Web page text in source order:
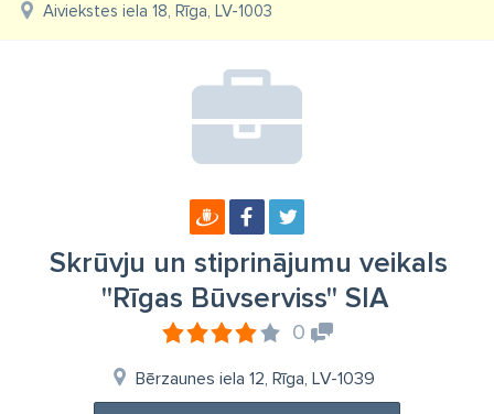
Aiviekstes iela 18, Rīga, LV-1003
Skrūvju un stiprinājumu veikals
''Rīgas Būvserviss'' SIA
0
Bērzaunes iela 12, Rīga, LV-1039